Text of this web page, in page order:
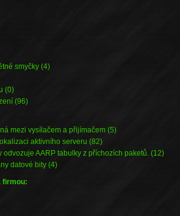
smyčky (4)
(0)
(96)
mezi vysílačem a přijímačem (5)
aktivního serveru (82)
odvozuje AARP tabulky z příchozích paketů. (12)
datové bity (4)
firmou: